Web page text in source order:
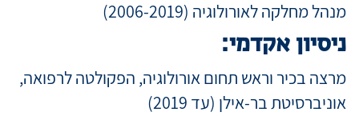
מנהל מחלקה לאורולוגיה (2006-2019)
ניסיון אקדמי:
מרצה בכיר וראש תחום אורולוגיה, הפקולטה לרפואה,
אוניברסיטת בר-אילן (עד 2019)